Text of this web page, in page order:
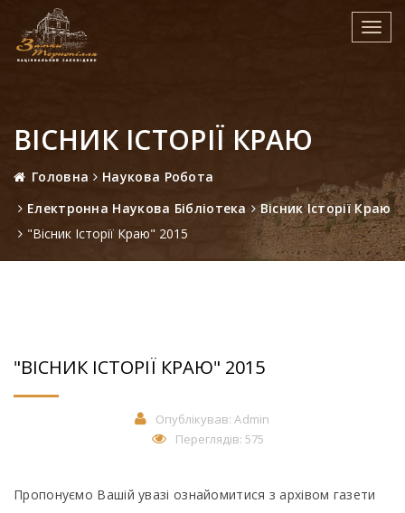
ВІСНИК ІСТОРІЇ КРАЮ
Головна
Наукова Робота
Електронна Наукова Бібліотека
Вісник Історії Краю
"Вісник Історії Краю" 2015
"ВІСНИК ІСТОРІЇ КРАЮ" 2015
Опублікував:Admin
Переглядів: 575
Пропонуємо Вашій увазі ознайомитися з архівом газети